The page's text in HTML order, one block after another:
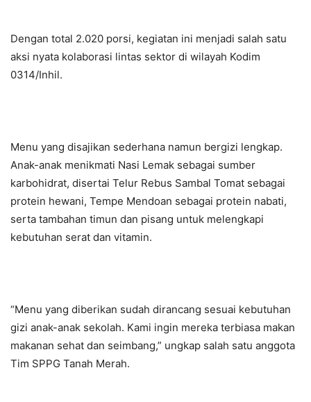
Dengan total 2.020 porsi, kegiatan ini menjadi salah satu
aksi nyata kolaborasi lintas sektor di wilayah Kodim
0314/Inhil.
Menu yang disajikan sederhana namun bergizi lengkap.
Anak-anak menikmati Nasi Lemak sebagai sumber
karbohidrat, disertai Telur Rebus Sambal Tomat sebagai
protein hewani, Tempe Mendoan sebagai protein nabati,
serta tambahan timun dan pisang untuk melengkapi
kebutuhan serat dan vitamin.
“Menu yang diberikan sudah dirancang sesuai kebutuhan
gizi anak-anak sekolah. Kami ingin mereka terbiasa makan
makanan sehat dan seimbang,” ungkap salah satu anggota
Tim SPPG Tanah Merah.